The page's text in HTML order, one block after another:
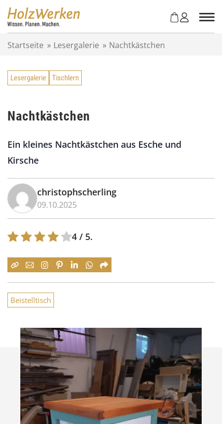
Startseite » Lesergalerie » Nachtkästchen
Lesergalerie Tischlern
Nachtkästchen
Ein kleines Nachtkästchen aus Esche und
Kirsche
christophscherling
09.10.2025
4 / 5.
Beistelltisch